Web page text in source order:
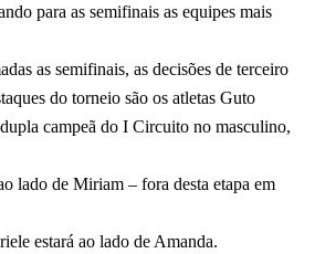
para as semifinais as equipes mais
as semifinais, as decisões de terceiro
do torneio são os atletas Guto
campeã do I Circuito no masculino,
lado de Miriam – fora desta etapa em
estará ao lado de Amanda.